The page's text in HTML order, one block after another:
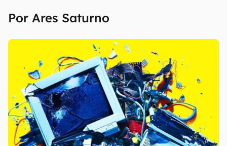
Por Ares Saturno